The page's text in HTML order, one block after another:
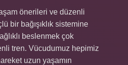
önerileri ve düzenli
bir bağışıklık sistemine
beslenmek çok
tren. Vücudumuz hepimiz
uzun yaşamın